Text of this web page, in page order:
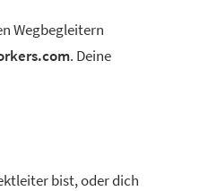
Wegbegleitern
. Deine
bist, oder dich